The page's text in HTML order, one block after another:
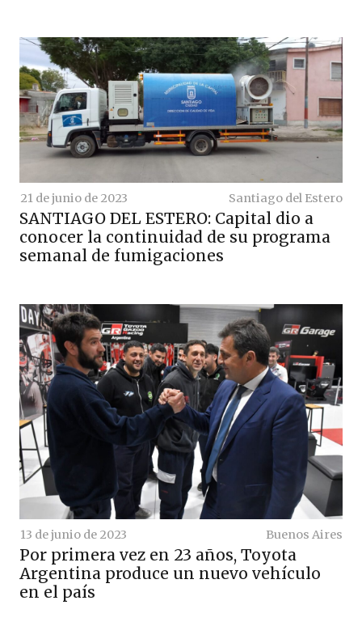
21 de junio de 2023 Santiago del Estero
SANTIAGO DEL ESTERO: Capital dio a
conocer la continuidad de su programa
semanal de fumigaciones
13 de junio de 2023 Buenos Aires
Por primera vez en 23 años, Toyota
Argentina produce un nuevo vehículo
en el país